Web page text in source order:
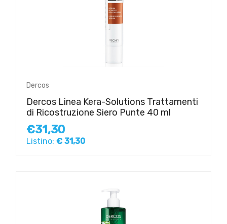
Dercos
Dercos Linea Kera-Solutions Trattamenti
di Ricostruzione Siero Punte 40 ml
€31,30
Listino: € 31,30